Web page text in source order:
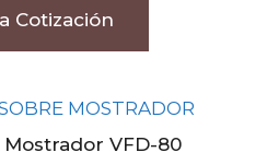
Cotización
VFD-80